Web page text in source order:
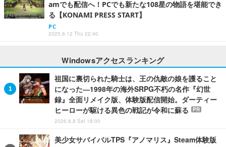
amでも配信へ！PCでも新たな108星の物語を堪能でき
る【KONAMI PRESS START】
PC
2025.6.12 Thu 22:40
Windowsアクセスランキング
祖国に裏切られた騎士は、王の仇敵の娘を護ること
になった―1998年の海外SRPG不朽の名作『幻世
録』全面リメイク版、体験版配信開始。ダーティー
ヒーローが駆ける異色の戦記が令和に蘇る
PR
2026.8.8 Sat 18:00
美少女サバイバルTPS『アノマリス』Steam体験版